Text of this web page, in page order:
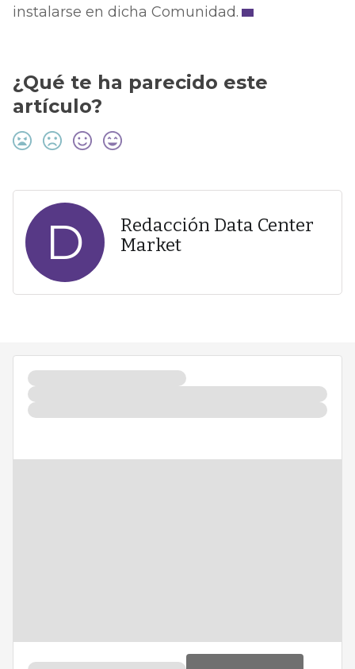
instalarse en dicha Comunidad.
¿Qué te ha parecido este
artículo?
D
Redacción Data Center
Market